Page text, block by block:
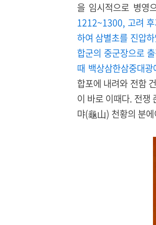
을 임시적으로 병
1212~1300, 고려 후
하여 삼별초를 진압
합군의 중군장으로
때 백상삼한삼중대
합포에 내려와 전함
이 바로 이때다. 전
먀(龜山) 천황의 분